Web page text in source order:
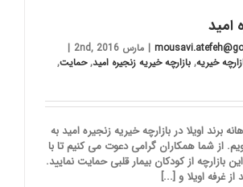
امید
| مارس 2nd, 2016
|
خیریه, بازارچه خیریه زنجیره امید,حمایت,
برند اویلا در بازارچه خیریه زنجیره امید به
از شما همکاران گرامی دعوت می کنیم تا با
بازارچه از کودکان بیمار قلبی حمایت نمایید.
غرفه اویلا و [...]